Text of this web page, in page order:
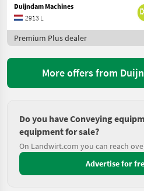
Duijndam Machines
2913 L
Premium Plus dealer
More offers from
Do you have Conveying
equipment for sale?
On Landwirt.com you can reach
Advertise for